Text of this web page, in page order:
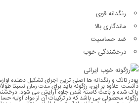
رنگدانه قوی
ماندگاری بالا
ضد حساسیت
درخشندگی خوب
پودر تالک و رنگدانه ها اصلی ترین اجزای تشکیل دهنده
دانست. علاوه بر این، رژگونه باید برای مدت زمان
پاک شده و باعث کاسته شدن جلوه آرایش می شود.
رژگونه محصولی می باشد که در ترکیبات آن از مواد اولیه